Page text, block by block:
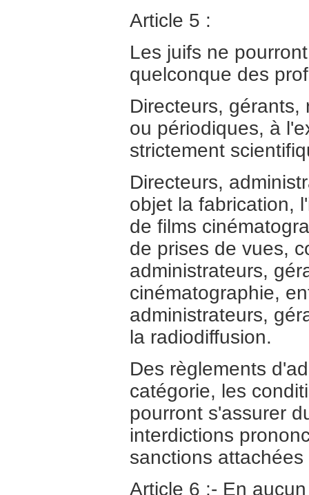
Article 5 :
Les juifs ne
quelconque des
Directeurs,
ou périodiques, à
strictement
Directeurs,
objet la fabrication,
de films
de prises de vues,
administrateurs,
cinématographie,
administrateurs,
la radiodiffusion.
Des règlements
catégorie, les
pourront s'assurer
interdictions
sanctions
Article 6 :- En